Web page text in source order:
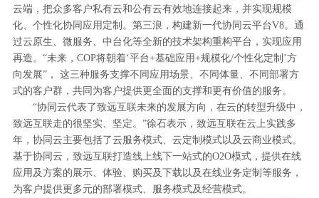
云端，把众多客户私有云和公有云有效地连接起来，并实现规模
化、个性化协同应用定制。第三浪，构建新一代协同云平台V8。通
过云原生、微服务、中台化等全新的技术架构重构平台，实现应用
再造。“未来，COP将朝着‘平台+基础应用+规模化/个性化定制’方
向发展”， 这三种服务支撑不同应用场景、不同体量、不同部署方
式的客户群，共同为客户提供更全面的支撑和更有价值的服务。
“协同云代表了致远互联未来的发展方向，在云的转型升级中，
致远互联走的很坚实、坚定。”徐石表示，致远互联在云上实践多
年，协同云主要包括了云服务模式、云定制模式以及云商业模式。
基于协同云，致远互联打造线上线下一站式的O2O模式，提供在线
应用及方案的展示、体验、购买及下载以及在线业务定制等服务，
为客户提供更多元的部署模式、服务模式及经营模式。